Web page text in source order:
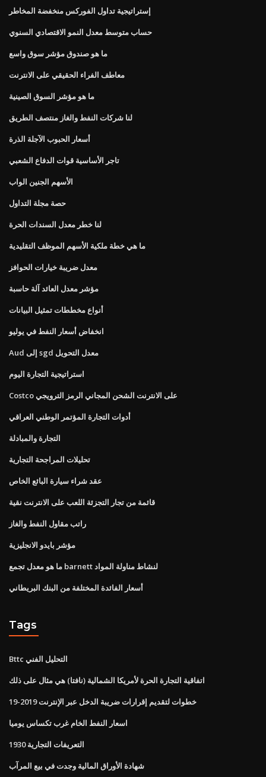
إستراتيجية تداول الفوركس منخفضة المخاطر
حساب متوسط ​​معدل النمو الاقتصادي السنوي
ما هو صندوق مؤشر سوق واسع
معاطف الفراء الحقيقي على الانترنت
ما هو مؤشر السوق الصينية
لنا شركات النفط والغاز منتصف الطريق
أسعار الحبوب الآجلة الذرة
تاجر الأساسية قوات الدفاع الشعبي
الأسهم الجنين الواب
حصة مجلة التداول
لنا خطر معدل السندات الحرة
ما هي خطة ملكية الأسهم الموظف التقليدية
معدل ضريبة خيارات الحوافز
مؤشر معدل العائد آلة حاسبة
أنواع مخططات تمثيل البيانات
انخفاض أسعار النفط في يوليو
Aud إلى sgd معدل التحويل
استراتيجية التجارة اليوم
Costco على الانترنت الشحن المجاني الرمز الترويجي
أدوات التجارة المؤتمر الوطني العراقي
التجارة والمبادلة
تحليلات المراجحة التجارية
عقد شراء سيارة البائع الخاص
قائمة من تجار التجزئة اللعب على الانترنت نقية
راتب مقاول النفط والغاز
مؤشر بايدو الانجليزية
ما هو معدل تجمع barnett لنشاط مناولة المواد
أسعار الفائدة المختلفة من البنك البريطاني
Tags
Bttc التحليل الفني
اتفاقية التجارة الحرة لأمريكا الشمالية (نافتا) هي مثال على ذلك
خطوات لتقديم إقرارات ضريبة الدخل عبر الإنترنت 2019-19
اسعار النفط الخام غرب تكساس يوميا
التعريفات التجارية 1930
شهادة الأوراق المالية وجدت في بيع المرآب